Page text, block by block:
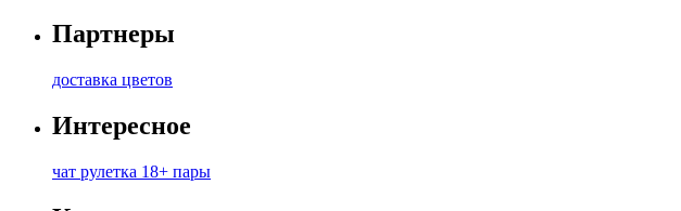
Партнеры
доставка цветов
Интересное
чат рулетка 18+ пары